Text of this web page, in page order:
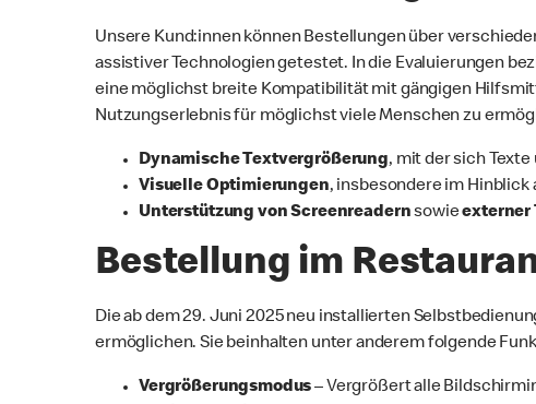
Unsere Kund:innen können Bestellungen über
assistiver Technologien getestet. In die Evaluierungen
eine möglichst breite Kompatibilität mit gängigen
Nutzungserlebnis für möglichst viele Menschen zu
Dynamische Textvergrößerung, mit der sich Texte
Visuelle Optimierungen, insbesondere im Hinblick
Unterstützung von Screenreadernsowieexterner
Bestellung im
Die ab dem 29. Juni 2025 neu installierten
ermöglichen. Sie beinhalten unter anderem folgende
Vergrößerungsmodus– Vergrößert alle